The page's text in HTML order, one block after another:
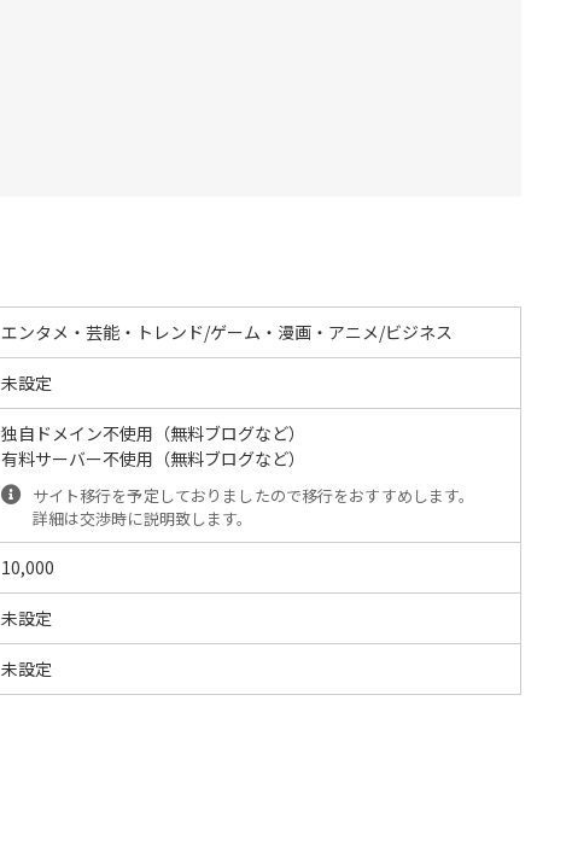
エンタメ・芸能・トレンド/ゲーム・漫画・アニメ/ビジネス
未設定
独自ドメイン不使用（無料ブログなど）
有料サーバー不使用（無料ブログなど）
サイト移行を予定しておりましたので移行をおすすめします。
詳細は交渉時に説明致します。
10,000
未設定
未設定